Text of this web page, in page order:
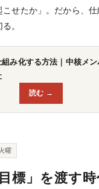
こせたか」。だから、
。
み化する方法｜中核メ
読む →
曜
標」を渡す時